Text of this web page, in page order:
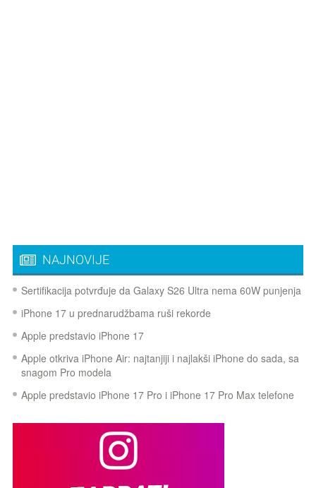
NAJNOVIJE
Sertifikacija potvrđuje da Galaxy S26 Ultra nema 60W punjenja
iPhone 17 u prednarudžbama ruši rekorde
Apple predstavio iPhone 17
Apple otkriva iPhone Air: najtanjiji i najlakši iPhone do sada, sa
snagom Pro modela
Apple predstavio iPhone 17 Pro i iPhone 17 Pro Max telefone